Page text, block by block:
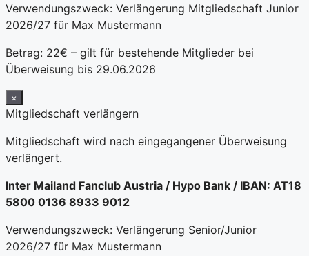
Verwendungszweck: Verlängerung Mitgliedschaft Junior
2026/27 für Max Mustermann
Betrag: 22€ – gilt für bestehende Mitglieder bei
Überweisung bis 29.06.2026
×
Mitgliedschaft verlängern
Mitgliedschaft wird nach eingegangener Überweisung
verlängert.
Inter Mailand Fanclub Austria / Hypo Bank / IBAN: AT18
5800 0136 8933 9012
Verwendungszweck: Verlängerung Senior/Junior
2026/27 für Max Mustermann